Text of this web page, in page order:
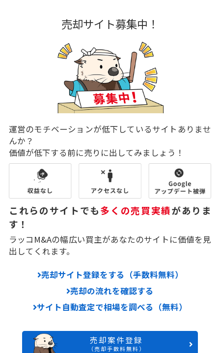
売却サイト募集中！
運営のモチベーションが低下しているサイトありませ
んか？
価値が低下する前に売りに出してみましょう！
これらのサイトでも多くの売買実績がありま
す！
ラッコM&Aの幅広い買主があなたのサイトに価値を見
出してくれます。
売却サイト登録をする（手数料無料）
売却の流れを確認する
サイト自動査定で相場を調べる（無料）
売却案件登録
（売却手数料無料）